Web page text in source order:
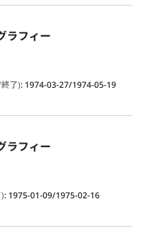
ラフィー
了): 1974-03-27/1974-05-19
ラフィー
: 1975-01-09/1975-02-16